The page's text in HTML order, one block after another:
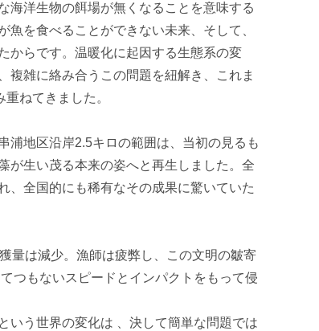
海洋生物の餌場が無くなることを意味する
魚を食べることができない未来、そして、
からです。温暖化に起因する生態系の変
複雑に絡み合うこの問題を紐解き、これま
ねてきました。
浦地区沿岸2.5キロの範囲は、当初の見るも
が生い茂る本来の姿へと再生しました。全
、全国的にも稀有なその成果に驚いていた
量は減少。漁師は疲弊し、この文明の皺寄
つもないスピードとインパクトをもって侵
いう世界の変化は 、決して簡単な問題では